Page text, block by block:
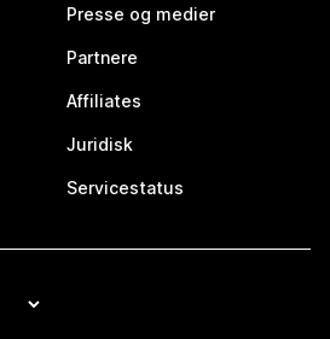
Presse og medier
Partnere
Affiliates
Juridisk
Servicestatus